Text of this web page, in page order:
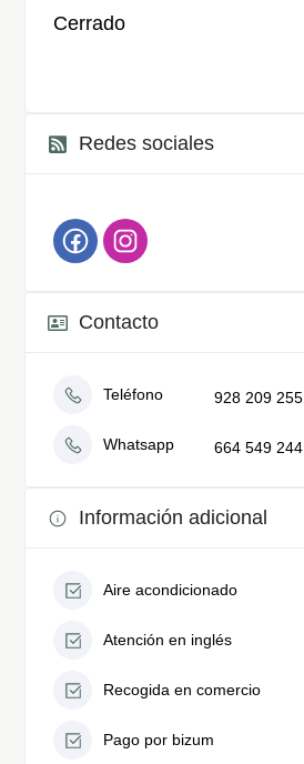
Cerrado
Redes sociales
Contacto
Teléfono 928 209 255
Whatsapp 664 549 244
Información adicional
Aire acondicionado
Atención en inglés
Recogida en comercio
Pago por bizum